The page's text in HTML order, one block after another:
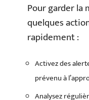
Pour garder la
quelques
rapidement :
Activez des
prévenu à
Analysez